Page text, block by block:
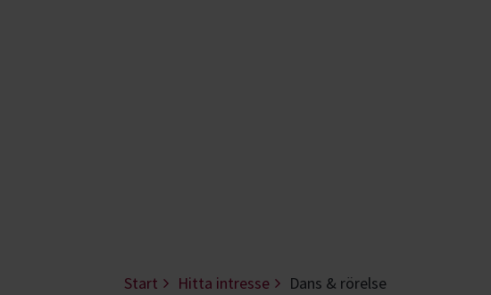
Start Hitta intresse Dans & rörelse